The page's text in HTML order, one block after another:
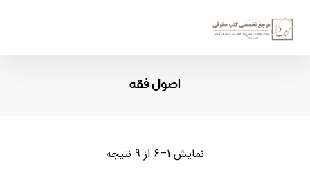
اصول فقه
نمایش 1–6 از 9 نتیجه